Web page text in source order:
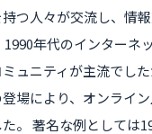
つ人々が交流し、情
1990年代のインターネ
ュニティが主流でし
場により、オンライ
。 著名な例としては